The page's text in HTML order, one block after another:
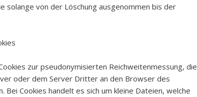
solange von der Löschung ausgenommen bis der
zur pseudonymisierten Reichweitenmessung, die
oder dem Server Dritter an den Browser des
Cookies handelt es sich um kleine Dateien, welche